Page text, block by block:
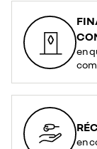
en
en